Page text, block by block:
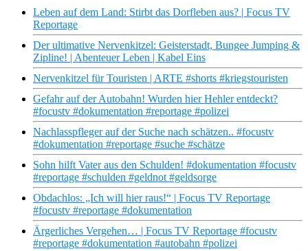
Leben auf dem Land: Stirbt das Dorfleben aus? | Focus TV
Reportage
Der ultimative Nervenkitzel: Geisterstadt, Bungee Jumping &
Zipline! | Abenteuer Leben | Kabel Eins
Nervenkitzel für Touristen | ARTE #shorts #kriegstouristen
Gefahr auf der Autobahn! Wurden hier Hehler entdeckt?
#focustv #dokumentation #reportage #polizei
Nachlasspfleger auf der Suche nach schätzen.. #focustv
#dokumentation #reportage #suche #schätze
Sohn hilft Vater aus den Schulden! #dokumentation #focustv
#reportage #schulden #geldnot #geldsorge
Obdachlos: „Ich will hier raus!“ | Focus TV Reportage
#focustv #reportage #dokumentation
Ärgerliches Vergehen… | Focus TV Reportage #focustv
#reportage #dokumentation #autobahn #polizei